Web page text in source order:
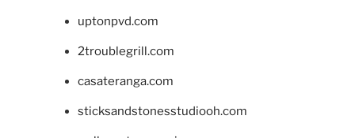
uptonpvd.com
2troublegrill.com
casateranga.com
sticksandstonesstudiooh.com